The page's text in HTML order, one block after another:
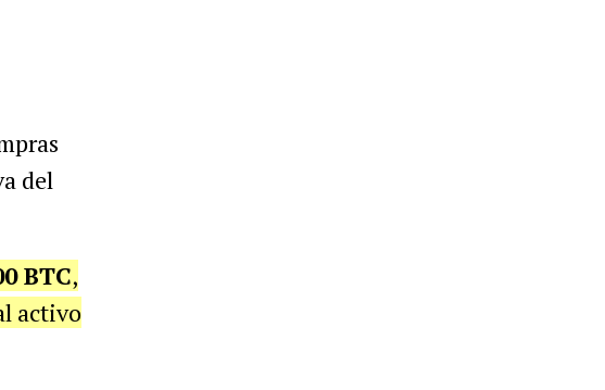
del
BTC,
activo